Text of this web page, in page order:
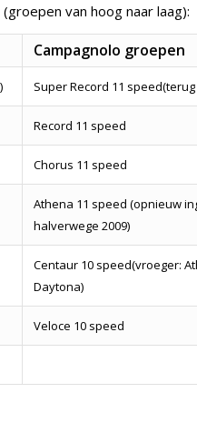
van hoog naar laag):
Campagnolo groepen
Super Record 11
Record 11 speed
Chorus 11 speed
Athena 11 speed (opnieuw
halverwege 2009)
Centaur 10 speed(vroeger:
Daytona)
Veloce 10 speed